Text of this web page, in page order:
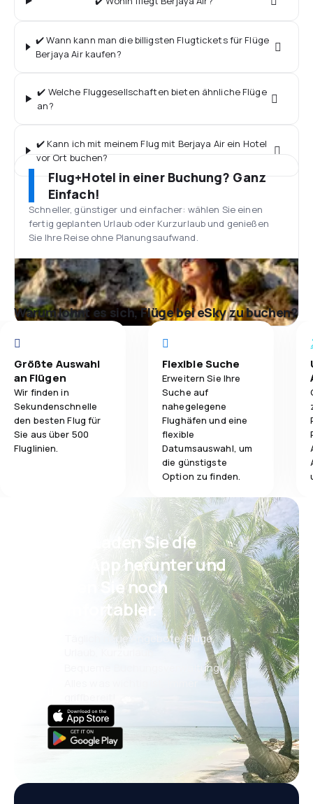
✔️ Wann kann man die billigsten Flugtickets für Flüge
Berjaya Air kaufen?
✔️ Welche Fluggesellschaften bieten ähnliche Flüge
an?
✔️ Kann ich mit meinem Flug mit Berjaya Air ein Hotel
vor Ort buchen?
Flug+Hotel in einer Buchung? Ganz
Einfach!
Schneller, günstiger und einfacher: wählen Sie einen
fertig geplanten Urlaub oder Kurzurlaub und genießen
Sie Ihre Reise ohne Planungsaufwand.
Warum lohnt es sich, Flüge bei eSky zu buchen?
Größte Auswahl
an Flügen
Wir finden in
Sekundenschnelle
den besten Flug für
Sie aus über 500
Fluglinien.
Flexible Suche
Erweitern Sie Ihre
Suche auf
nahegelegene
Flughäfen und eine
flexible
Datumsauswahl, um
die günstigste
Option zu finden.
Psst! Laden Sie die
eSky App herunter und
reisen Sie noch
komfortabler.
Täglich neue Angebote: Flüge,
Bequeme Buchungsverwaltung